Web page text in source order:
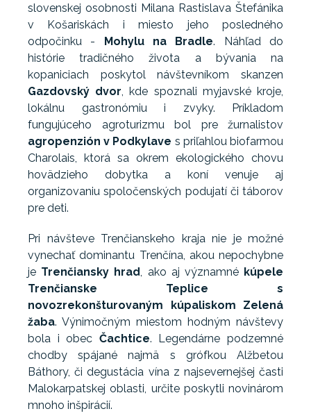
slovenskej osobnosti Milana Rastislava Štefánika
v Košariskách i miesto jeho posledného
odpočinku - Mohylu na Bradle. Náhľad do
histórie tradičného života a bývania na
kopaniciach poskytol návštevníkom skanzen
Gazdovský dvor, kde spoznali myjavské kroje,
lokálnu gastronómiu i zvyky. Príkladom
fungujúceho agroturizmu bol pre žurnalistov
agropenzión v Podkylave s priľahlou biofarmou
Charolais, ktorá sa okrem ekologického chovu
hovädzieho dobytka a koní venuje aj
organizovaniu spoločenských podujatí či táborov
pre deti.
Pri návšteve Trenčianskeho kraja nie je možné
vynechať dominantu Trenčína, akou nepochybne
je Trenčiansky hrad, ako aj významné kúpele
Trenčianske Teplice s
novozrekonšturovaným kúpaliskom Zelená
žaba. Výnimočným miestom hodným návštevy
bola i obec Čachtice. Legendárne podzemné
chodby spájané najmä s grófkou Alžbetou
Báthory, či degustácia vína z najsevernejšej časti
Malokarpatskej oblasti, určite poskytli novinárom
mnoho inšpirácií.